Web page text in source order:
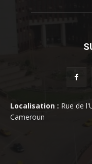
Localisation : Rue de
Cameroun